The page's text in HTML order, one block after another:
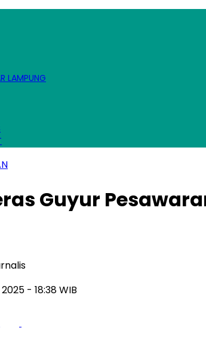
LAMPUNG
Guyur
- 18:38 WIB